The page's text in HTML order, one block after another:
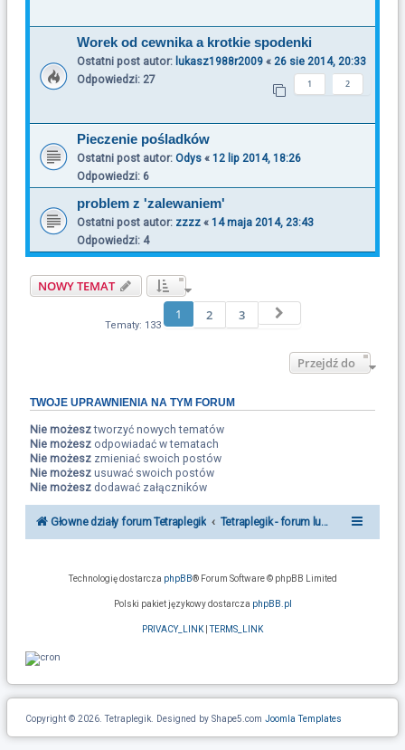
Worek od cewnika a krotkie spodenki
Ostatni post autor: lukasz1988r2009 « 26 sie 2014, 20:33
Odpowiedzi: 27 1 2
Pieczenie pośladków
Ostatni post autor: Odys « 12 lip 2014, 18:26
Odpowiedzi: 6
problem z 'zalewaniem'
Ostatni post autor: zzzz « 14 maja 2014, 23:43
Odpowiedzi: 4
NOWY TEMAT
Tematy: 133
1 2 3
Przejdź do
TWOJE UPRAWNIENIA NA TYM FORUM
Nie możesztworzyć nowych tematów
Nie możesz odpowiadać w tematach
Nie możesz zmieniać swoich postów
Nie możesz usuwać swoich postów
Nie możesz dodawać załączników
Głowne działy forum Tetraplegik Tetraplegik - forum ludzi po urazie
Technologię dostarcza phpBB® Forum Software © phpBB Limited
Polski pakiet językowy dostarcza phpBB.pl
PRIVACY_LINK |TERMS_LINK
Copyright © 2026. Tetraplegik. Designed by Shape5.com Joomla Templates